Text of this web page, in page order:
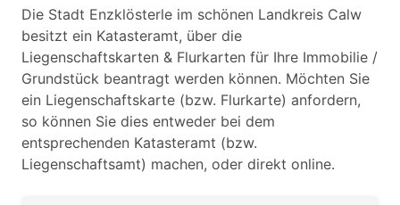
Die Stadt Enzklösterle im schönen Landkreis Calw
besitzt ein Katasteramt, über die
Liegenschaftskarten & Flurkarten für Ihre Immobilie /
Grundstück beantragt werden können. Möchten Sie
ein Liegenschaftskarte (bzw. Flurkarte) anfordern,
so können Sie dies entweder bei dem
entsprechenden Katasteramt (bzw.
Liegenschaftsamt) machen, oder direkt online.